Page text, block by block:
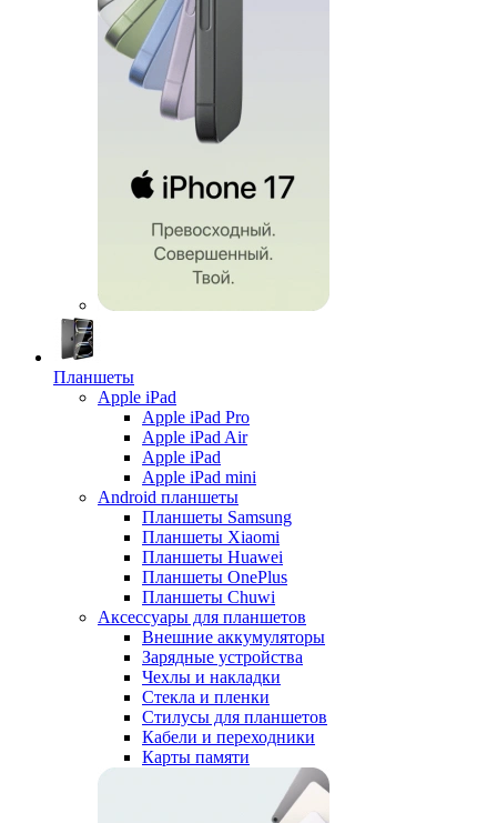
Планшеты
Apple iPad
Apple iPad Pro
Apple iPad Air
Apple iPad
Apple iPad mini
Android планшеты
Планшеты Samsung
Планшеты Xiaomi
Планшеты Huawei
Планшеты OnePlus
Планшеты Chuwi
Аксессуары для планшетов
Внешние аккумуляторы
Зарядные устройства
Чехлы и накладки
Стекла и пленки
Стилусы для планшетов
Кабели и переходники
Карты памяти